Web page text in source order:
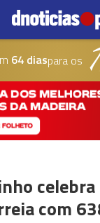
64 diaspara os
com